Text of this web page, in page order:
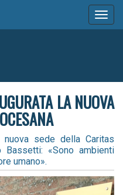
LA NUOVA
sede della Caritas
Bassetti: «Sono ambienti
umano».